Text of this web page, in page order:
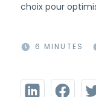
choix pour
6 MINUTES